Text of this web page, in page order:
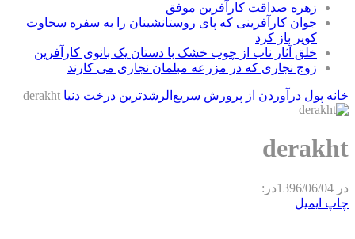
زهره صداقت کارآفرین موفق
جوان کارآفرینی که پای روستانشینان را به سفره سخاوت
کویر باز کرد
خلق آثار ناب از چوب خشک با دستان یک بانوی کارآفرین
زوج نجاری که در مزرعه مبلمان نجاری می کارند
خانه پول درآوردن از پرورش سریع‌الرشدترین درخت دنیا derakht
derakht
در 1396/06/04در:
چاپ ایمیل